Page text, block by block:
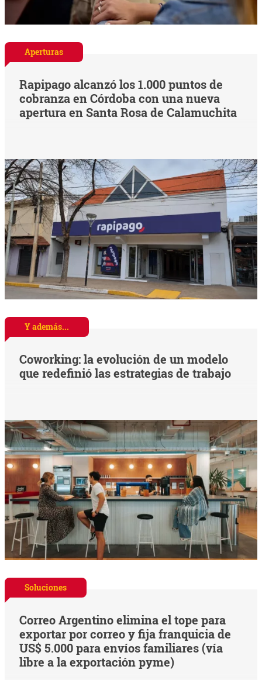
Aperturas
Rapipago alcanzó los 1.000 puntos de
cobranza en Córdoba con una nueva
apertura en Santa Rosa de Calamuchita
Y además...
Coworking: la evolución de un modelo
que redefinió las estrategias de trabajo
Soluciones
Correo Argentino elimina el tope para
exportar por correo y fija franquicia de
US$ 5.000 para envíos familiares (vía
libre a la exportación pyme)